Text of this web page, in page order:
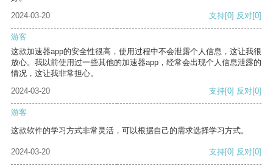
2024-03-20
支持[0] 反对[0]
游客
这款加速器app的安全性很高，使用过程中不会泄露个人信息，这让我很
放心。我以前使用过一些其他的加速器app，经常会出现个人信息泄露的
情况，这让我非常担心。
2024-03-20
支持[0] 反对[0]
游客
这款软件的学习方式非常灵活，可以根据自己的需求选择学习方式。
2024-03-20 支持[0] 反对[0]